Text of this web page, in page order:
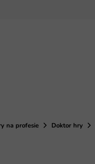
na profesie Doktor hry